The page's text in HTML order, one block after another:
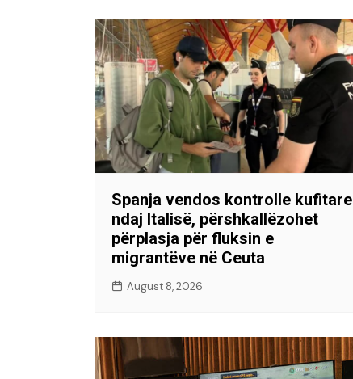
Spanja vendos kontrolle kufitare
ndaj Italisë, përshkallëzohet
përplasja për fluksin e
migrantëve në Ceuta
August 8, 2026